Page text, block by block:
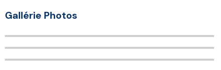
Gallérie Photos